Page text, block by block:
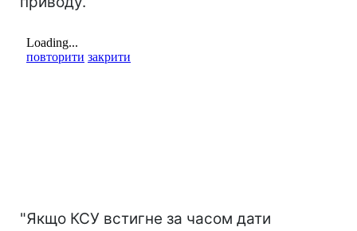
"Якщо КСУ встигне за часом дати